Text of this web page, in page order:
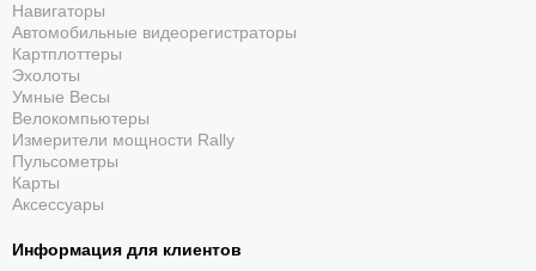
Навигаторы
Автомобильные видеорегистраторы
Картплоттеры
Эхолоты
Умные Весы
Велокомпьютеры
Измерители мощности Rally
Пульсометры
Карты
Аксессуары
Информация для клиентов